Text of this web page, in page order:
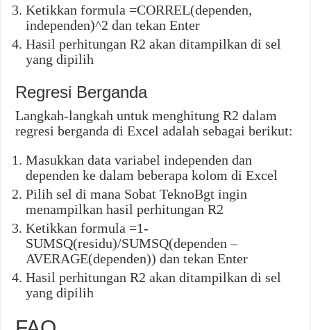
Ketikkan formula =CORREL(dependen,
independen)^2 dan tekan Enter
Hasil perhitungan R2 akan ditampilkan di sel
yang dipilih
Regresi Berganda
Langkah-langkah untuk menghitung R2 dalam
regresi berganda di Excel adalah sebagai berikut:
Masukkan data variabel independen dan
dependen ke dalam beberapa kolom di Excel
Pilih sel di mana Sobat TeknoBgt ingin
menampilkan hasil perhitungan R2
Ketikkan formula =1-
SUMSQ(residu)/SUMSQ(dependen –
AVERAGE(dependen)) dan tekan Enter
Hasil perhitungan R2 akan ditampilkan di sel
yang dipilih